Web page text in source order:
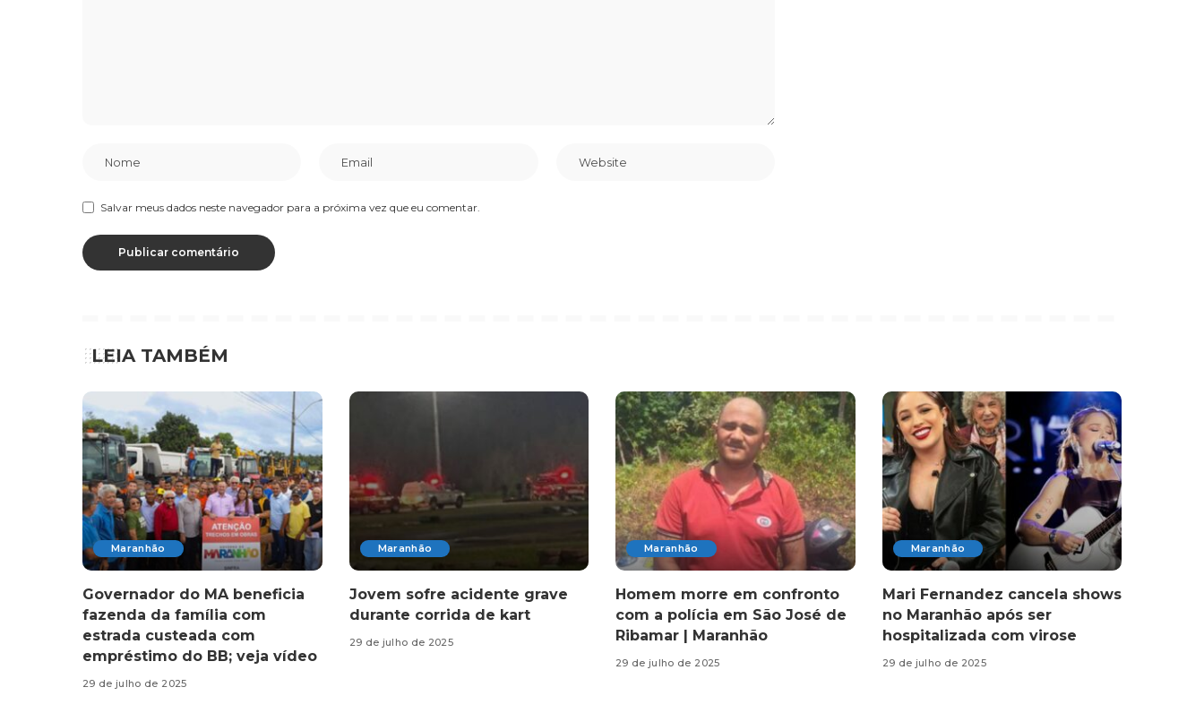
Salvar meus dados neste navegador para a próxima vez que eu comentar.
LEIA TAMBÉM
Maranhão
Governador do MA beneficia
fazenda da família com
estrada custeada com
empréstimo do BB; veja vídeo
29 de julho de 2025
Maranhão
Jovem sofre acidente grave
durante corrida de kart
29 de julho de 2025
Maranhão
Homem morre em confronto
com a polícia em São José de
Ribamar | Maranhão
29 de julho de 2025
Maranhão
Mari Fernandez cancela shows
no Maranhão após ser
hospitalizada com virose
29 de julho de 2025